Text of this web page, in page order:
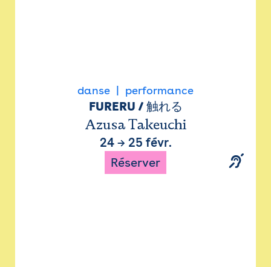
danse performance
FURERU / 触れる
Azusa Takeuchi
24→ 25 févr.
Réserver